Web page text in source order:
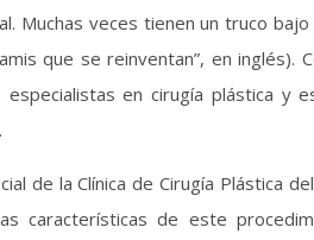
Muchas veces tienen un truco bajo
que se reinventan”, en
en cirugía plástica y
de la Clínica de Cirugía Plástica
características de este